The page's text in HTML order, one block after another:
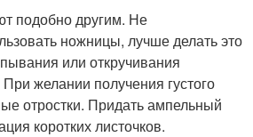
подобно другим. Не
ножницы, лучше делать это
или откручивания
желании получения густого
отростки. Придать ампельный
коротких листочков.